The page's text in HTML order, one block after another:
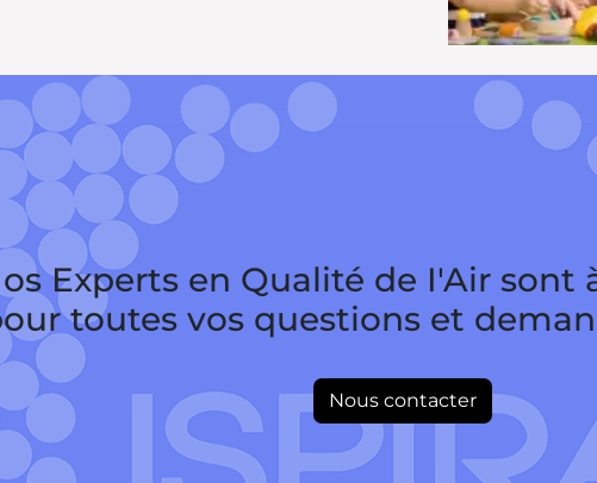
Experts en Qualité de I'Air sont
toutes vos questions et
Nous contacter